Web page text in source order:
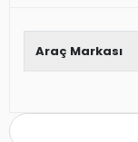
Araç Markası